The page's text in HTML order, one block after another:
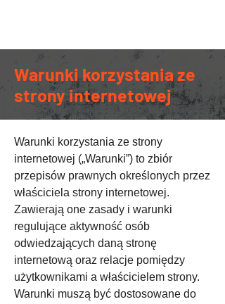
Warunki korzystania ze
strony internetowej
Warunki korzystania ze strony
internetowej („Warunki”) to zbiór
przepisów prawnych określonych przez
właściciela strony internetowej.
Zawierają one zasady i warunki
regulujące aktywność osób
odwiedzających daną stronę
internetową oraz relacje pomiędzy
użytkownikami a właścicielem strony.
Warunki muszą być dostosowane do